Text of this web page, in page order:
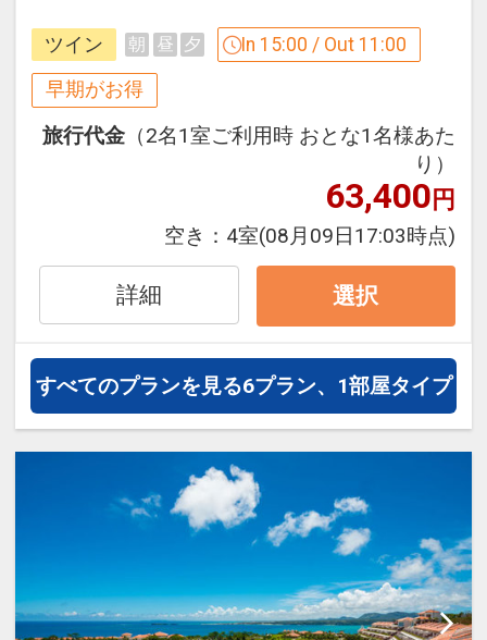
※他の割引との併用はできません。
※割引適用後のご旅行代金は、カレンダ
ーからお進みいただいた後表示される
「空室照会結果確認画面」でご確認くだ
※宿泊期間中すべての日において人数・
氏名・客室タイプ・食事条件・プラン同
一であることが割引適用の条件となりま
す。
うれしいポイント
●グループホテルオリジナル「日本最西
端・最南端 竹富島の湯」の入浴剤の素１
パック付！
※旅行代金に含まれます。
●３連泊以上で、お部屋でご利用いただ
ける洗濯ジェルボール付（１部屋につき
２個／１回のみ）
早期予約限定！３０日前までのご予約が
お得です！
※本プランは３０日前までの予約受付で
こどもの内訳変更はできません。
●グループホテルオリジナル「日本最西
端・最南端 竹富島の湯」の入浴剤の素１
パック付！
連泊特色
ける洗濯ジェルボール付（１部屋につき
２個／１回のみ）
●「素泊まりのお客様」は、３連泊以上
で滞在中朝食を１回無料サービス！
※旅行代金に含まれます。
ツイン 朝 昼 夕 In 15:00 / Out 11:00
早期がお得
旅行代金 （2名1室ご利用時 おとな1名様あた
り）
63,400円
空き： 4室(08月09日17:03時点)
詳細 選択
すべてのプランを見る6プラン、1部屋タイプ